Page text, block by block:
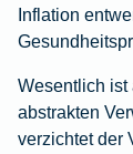
Inflation
Wesentlich ist
abstrakten
verzichtet der